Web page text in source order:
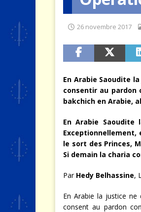
[
26 novembre 2017
En Arabie Saoudite
consentir au pardon
bakchich en Arabie,
En Arabie
Exceptionnellement,
le sort des Princes,
Si demain la charia
ParHedy Belhassine,
En Arabie la justice ne
consent au pardon